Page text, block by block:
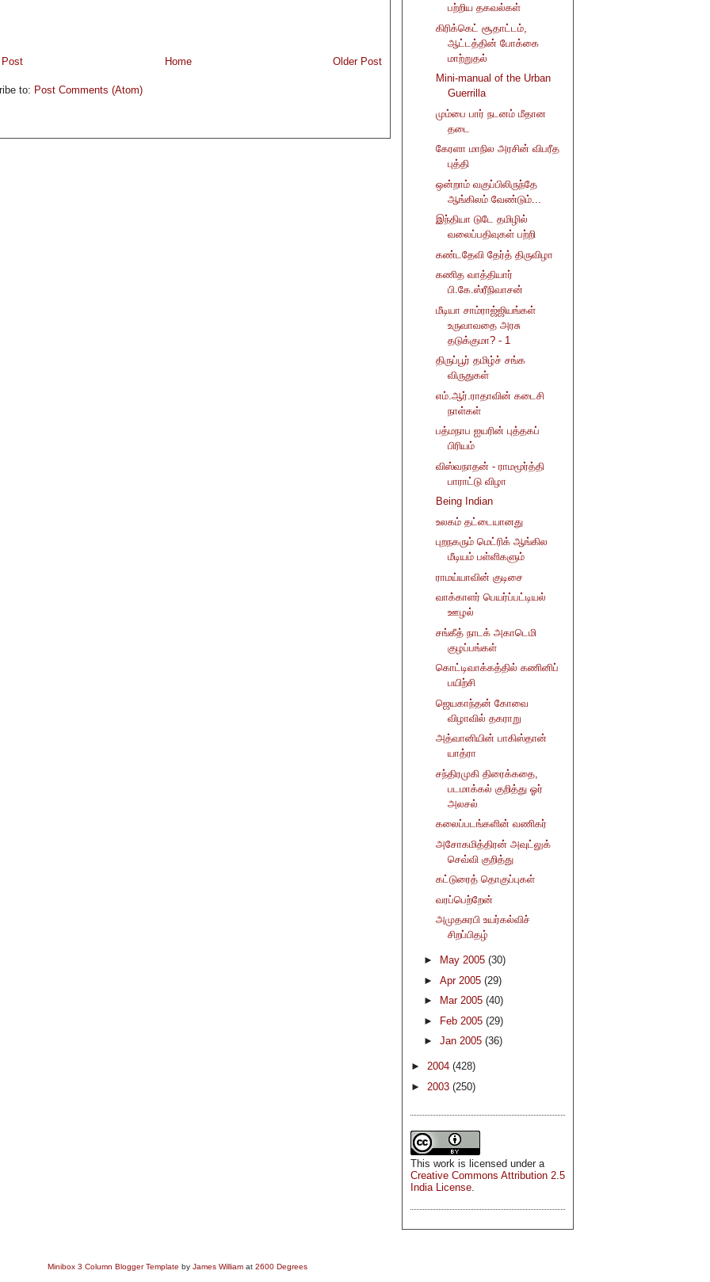
Post Older Post
Home
to: Post Comments (Atom)
பற்றிய தகவல்கள்
கிரிக்கெட் சூதாட்டம்,
ஆட்டத்தின் போக்கை
மாற்றுதல்
Mini-manual of the Urban
Guerrilla
மும்பை பார் நடனம் மீதான
தடை
கேரளா மாநில அரசின் விபரீத
புத்தி
ஒன்றாம் வகுப்பிலிருந்தே
ஆங்கிலம் வேண்டும்...
இந்தியா டுடே தமிழில்
வலைப்பதிவுகள் பற்றி
கண்டதேவி தேர்த் திருவிழா
கணித வாத்தியார்
பி.கே.ஸ்ரீநிவாசன்
மீடியா சாம்ராஜ்ஜியங்கள்
உருவாவதை அரசு
தடுக்குமா? - 1
திருப்பூர் தமிழ்ச் சங்க
விருதுகள்
எம்.ஆர்.ராதாவின் கடைசி
நாள்கள்
பத்மநாப ஐயரின் புத்தகப்
பிரியம்
விஸ்வநாதன் - ராமமூர்த்தி
பாராட்டு விழா
Being Indian
உலகம் தட்டையானது
புறநகரும் மெட்ரிக் ஆங்கில
மீடியம் பள்ளிகளும்
ராமய்யாவின் குடிசை
வாக்காளர் பெயர்ப்பட்டியல்
ஊழல்
சங்கீத் நாடக் அகாடெமி
குழப்பங்கள்
கொட்டிவாக்கத்தில் கணினிப்
பயிற்சி
ஜெயகாந்தன் கோவை
விழாவில் தகராறு
அத்வானியின் பாகிஸ்தான்
யாத்ரா
சந்திரமுகி திரைக்கதை,
படமாக்கல் குறித்து ஓர்
அலசல்
கலைப்படங்களின் வணிகர்
அசோகமித்திரன் அவுட்லுக்
செவ்வி குறித்து
கட்டுரைத் தொகுப்புகள்
வரப்பெற்றேன்
அமுதசுரபி உயர்கல்விச்
சிறப்பிதழ்
► May 2005 (30)
► Apr 2005 (29)
►
Mar 2005 (40)
►
Feb 2005 (29)
► Jan 2005 (36)
► 2004 (428)
► 2003 (250)
This work is licensed under a
Creative Commons Attribution 2.5
India License.
Minibox 3 Column Blogger Template by James William at 2600 Degrees